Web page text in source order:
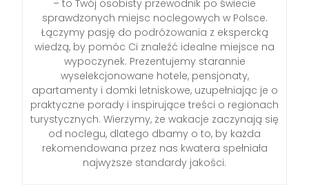
– to Twój osobisty przewodnik po świecie
sprawdzonych miejsc noclegowych w Polsce.
Łączymy pasję do podróżowania z ekspercką
wiedzą, by pomóc Ci znaleźć idealne miejsce na
wypoczynek. Prezentujemy starannie
wyselekcjonowane hotele, pensjonaty,
apartamenty i domki letniskowe, uzupełniając je o
praktyczne porady i inspirujące treści o regionach
turystycznych. Wierzymy, że wakacje zaczynają się
od noclegu, dlatego dbamy o to, by każda
rekomendowana przez nas kwatera spełniała
najwyższe standardy jakości.